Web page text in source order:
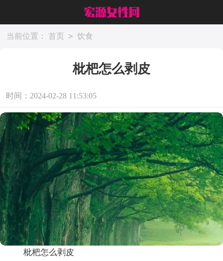
当前位置： 首页 > 饮食
枇杷怎么剥皮
时间：2024-02-28 11:53:05
枇杷怎么剥皮